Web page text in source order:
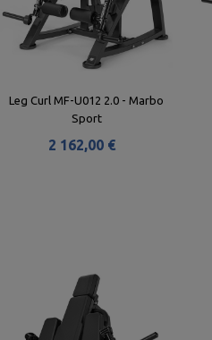
Leg Curl MF-U012 2.0 - Marbo
Sport
2 162,00 €